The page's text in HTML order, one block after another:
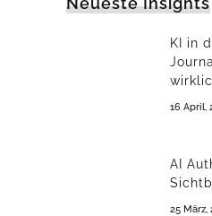
KI in
16 April,
AI
25 März,